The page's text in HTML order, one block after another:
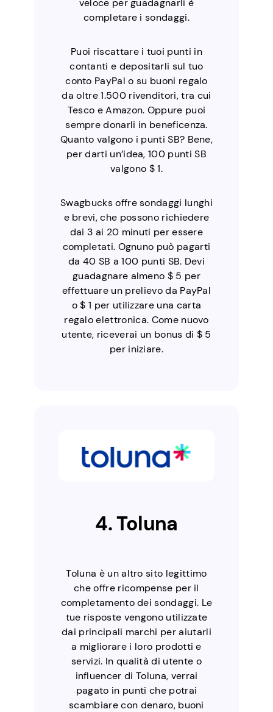
completare i sondaggi.
Puoi riscattare i tuoi punti in
contanti e depositarli sul tuo
conto PayPal o su buoni regalo
da oltre 1.500 rivenditori, tra cui
Tesco e Amazon. Oppure puoi
sempre donarli in beneficenza.
Quanto valgono i punti SB? Bene,
per darti un’idea, 100 punti SB
valgono $ 1.
Swagbucks offre sondaggi lunghi
e brevi, che possono richiedere
dai 3 ai 20 minuti per essere
completati. Ognuno può pagarti
da 40 SB a 100 punti SB. Devi
guadagnare almeno $ 5 per
effettuare un prelievo da PayPal
o $ 1 per utilizzare una carta
regalo elettronica. Come nuovo
utente, riceverai un bonus di $ 5
per iniziare.
4. Toluna
Toluna è un altro sito legittimo
che offre ricompense per il
completamento dei sondaggi. Le
tue risposte vengono utilizzate
dai principali marchi per aiutarli
a migliorare i loro prodotti e
servizi. In qualità di utente o
influencer di Toluna, verrai
pagato in punti che potrai
scambiare con denaro, buoni